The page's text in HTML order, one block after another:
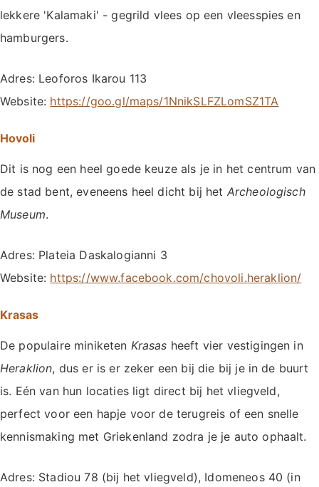
lekkere 'Kalamaki' - gegrild vlees op een vleesspies en
hamburgers.
Adres: Leoforos Ikarou 113
Website: https://goo.gl/maps/1NnikSLFZLomSZ1TA
Hovoli
Dit is nog een heel goede keuze als je in het centrum van
de stad bent, eveneens heel dicht bij het Archeologisch
Museum.
Adres: Plateia Daskalogianni 3
Website: https://www.facebook.com/chovoli.heraklion/
Krasas
De populaire miniketen Krasas heeft vier vestigingen in
Heraklion, dus er is er zeker een bij die bij je in de buurt
is. Eén van hun locaties ligt direct bij het vliegveld,
perfect voor een hapje voor de terugreis of een snelle
kennismaking met Griekenland zodra je je auto ophaalt.
Adres: Stadiou 78 (bij het vliegveld), Idomeneos 40 (in